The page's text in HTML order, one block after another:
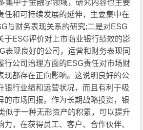
集中于金融学领域，研究内容也主要
任和可持续发展的延伸，主要集中在
与财务表现关系的研究;二是对ESG
于ESG评价对上市商业银行绩效的影
表现良好的公司，运营和财务表现同
行公司治理方面的ESG责任对市场财
现都存在正向影响。这说明良好的公
银行业绩和运营状况，而且有利于吸
的市场回报。作为长期战略投资，银
似于一种无形资产的积累，可以提升
力，在获得员工、客户、合作伙伴、